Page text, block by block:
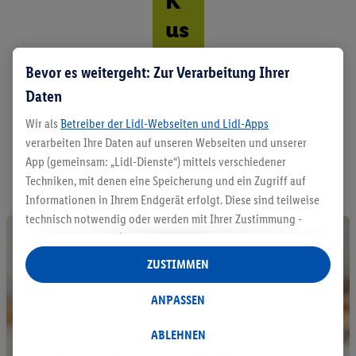
us
el
n
A
l
l
e
r
u
t
e
Bevor es weitergeht: Zur Verarbeitung Ihrer
Daten
Wir als Betreiber der Lidl-Webseiten und Lidl-Apps
verarbeiten Ihre Daten auf unseren Webseiten und unserer
App (gemeinsam: „Lidl-Dienste“) mittels verschiedener
Techniken, mit denen eine Speicherung und ein Zugriff auf
Informationen in Ihrem Endgerät erfolgt. Diese sind teilweise
technisch notwendig oder werden mit Ihrer Zustimmung -
auch durch Partner (u.a.
Verantwortliche; im Zusammenhang mit dem IAB TCF
insgesamt
Statistik-Erstellung oder für personalisierte Werbung
Datenverarbeitungen für personalisierte Werbung werden
ABLEHNEN
ANPASSEN
ZUSTIMMEN